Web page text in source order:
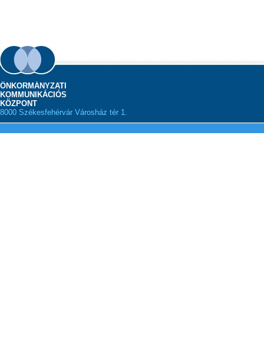
ÖNKORMÁNYZATI
KOMMUNIKÁCIÓS
KÖZPONT
8000 Székesfehérvár Városház tér 1.